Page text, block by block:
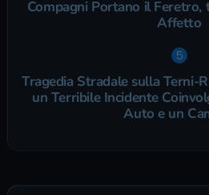
Compagni Portano il Feretro,
Affetto
Tragedia Stradale sulla Terni-
un Terribile Incidente
Auto e un